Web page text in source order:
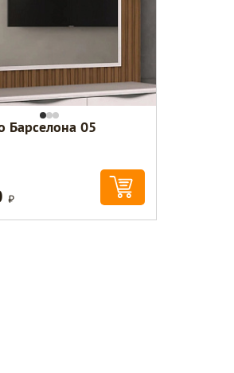
Барселона 05
Р